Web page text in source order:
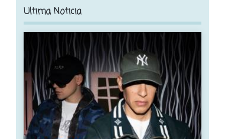
Ultima Noticia